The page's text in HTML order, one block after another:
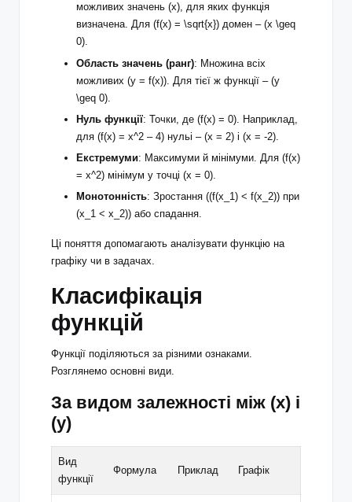
можливих значень (x), для яких функція
визначена. Для (f(x) = \sqrt{x}) домен – (x \geq
0).
Область значень (ранг): Множина всіх
можливих (y = f(x)). Для тієї ж функції – (y
\geq 0).
Нуль функції: Точки, де (f(x) = 0). Наприклад,
для (f(x) = x^2 – 4) нульі – (x = 2) і (x = -2).
Екстремуми: Максимуми й мінімуми. Для (f(x)
= x^2) мінімум у точці (x = 0).
Монотонність: Зростання ((f(x_1) < f(x_2)) при
(x_1 < x_2)) або спадання.
Ці поняття допомагають аналізувати функцію на
графіку чи в задачах.
Класифікація
функцій
Функції поділяються за різними ознаками.
Розглянемо основні види.
За видом залежності між (x) і
(y)
Вид
функції
Формула Приклад Графік